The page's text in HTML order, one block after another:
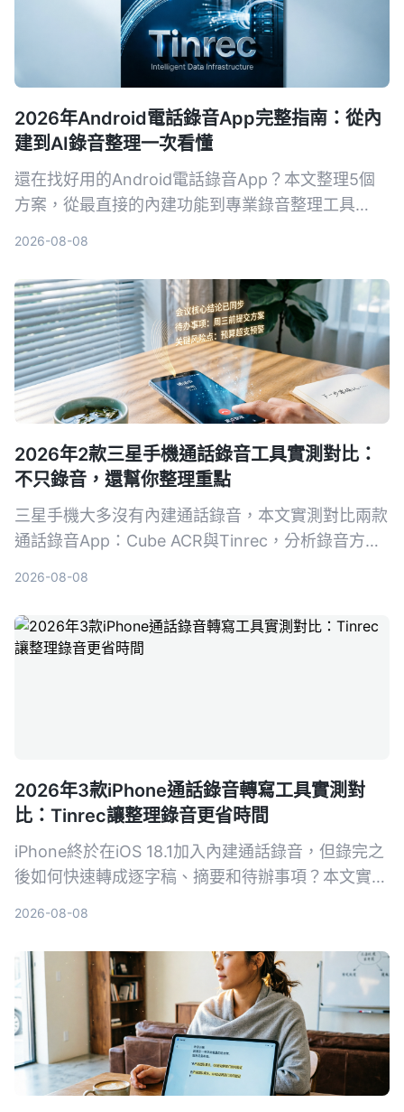
2026年Android電話錄音App完整指南：從內
建到AI錄音整理一次看懂
還在找好用的Android電話錄音App？本文整理5個
方案，從最直接的內建功能到專業錄音整理工具
2026-08-08
2026年2款三星手機通話錄音工具實測對比：
不只錄音，還幫你整理重點
三星手機大多沒有內建通話錄音，本文實測對比兩款
通話錄音App：Cube ACR與Tinrec，分析錄音方
2026-08-08
2026年3款iPhone通話錄音轉寫工具實測對
比：Tinrec讓整理錄音更省時間
iPhone終於在iOS 18.1加入內建通話錄音，但錄完之
後如何快速轉成逐字稿、摘要和待辦事項？本文實測
2026-08-08